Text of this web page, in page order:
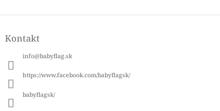
Z
pKontakt
info@babyflag.sk
https://www.facebook.com/babyflagsk/
babyflagsk/